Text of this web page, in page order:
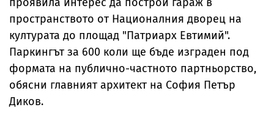
проявила интерес да построи гараж в
пространството от Националния дворец на
културата до площад "Патриарх Евтимий".
Паркингът за 600 коли ще бъде изграден под
формата на публично-частното партньорство,
обясни главният архитект на София Петър
Диков.